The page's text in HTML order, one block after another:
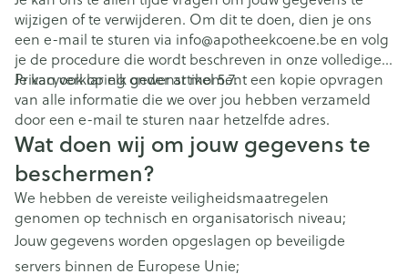
wijzigen of te verwijderen. Om dit te doen, dien je ons
een e-mail te sturen via info@apotheekcoene.be en volg
je de procedure die wordt beschreven in onze volledige
Privacyverklaring onder artikel 5.7.
Je kan ook op elk gewenst moment een kopie opvragen
van alle informatie die we over jou hebben verzameld
door een e-mail te sturen naar hetzelfde adres.
Wat doen wij om jouw gegevens te
beschermen?
We hebben de vereiste veiligheidsmaatregelen
genomen op technisch en organisatorisch niveau;
Jouw gegevens worden opgeslagen op beveiligde
servers binnen de Europese Unie;